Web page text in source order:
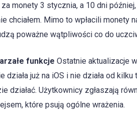
za monety 3 stycznia, a 10 dni
chciałem. Mimo to wpłacili
poważne wątpliwości co do
funkcje Ostatnie aktualizacje
działa już na iOS i nie działa od
działać. Użytkownicy zgłaszają
które psują ogólne wrażenia.